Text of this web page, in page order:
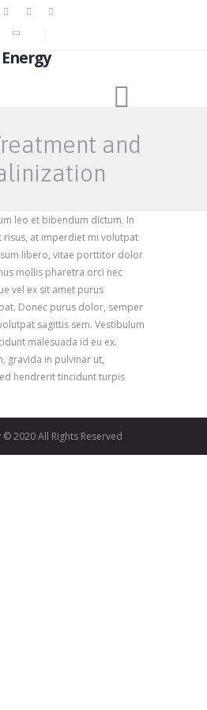
and
leo et bibendum dictum. In
risus, at imperdiet mi volutpat
libero, vitae porttitor dolor
mollis pharetra orci nec
vel ex sit amet purus
Donec purus dolor, semper
sagittis sem. Vestibulum
malesuada id eu ex.
gravida in pulvinar ut,
hendrerit tincidunt turpis
© 2020 All Rights Reserved